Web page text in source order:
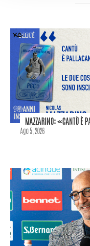
MAZZARINO: «CANTÙ È
Ago 5, 2026